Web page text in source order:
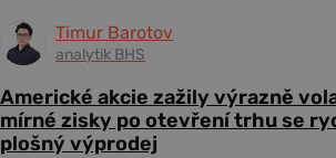
Timur Barotov
analytik BHS
Americké akcie zažily výrazně
mírné zisky po otevření trhu se
plošný výprodej